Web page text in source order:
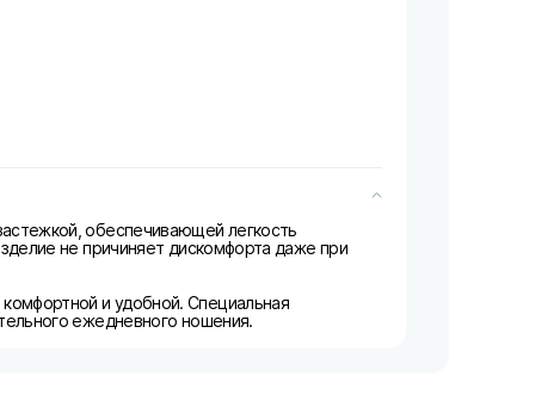
обеспечивающей легкость
не причиняет дискомфорта даже при
и удобной. Специальная
ежедневного ношения.